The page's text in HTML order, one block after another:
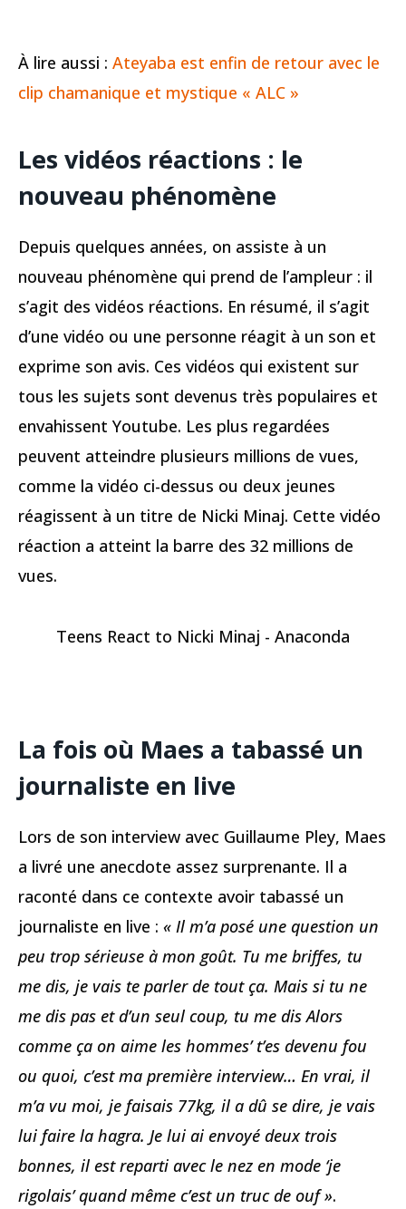
À lire aussi : Ateyaba est enfin de retour avec le
clip chamanique et mystique « ALC »
Les vidéos réactions : le
nouveau phénomène
Depuis quelques années, on assiste à un
nouveau phénomène qui prend de l’ampleur : il
s’agit des vidéos réactions. En résumé, il s’agit
d’une vidéo ou une personne réagit à un son et
exprime son avis. Ces vidéos qui existent sur
tous les sujets sont devenus très populaires et
envahissent Youtube. Les plus regardées
peuvent atteindre plusieurs millions de vues,
comme la vidéo ci-dessus ou deux jeunes
réagissent à un titre de Nicki Minaj. Cette vidéo
réaction a atteint la barre des 32 millions de
vues.
Teens React to Nicki Minaj - Anaconda
La fois où Maes a tabassé un
journaliste en live
Lors de son interview avec Guillaume Pley, Maes
a livré une anecdote assez surprenante. Il a
raconté dans ce contexte avoir tabassé un
journaliste en live : « Il m’a posé une question un
peu trop sérieuse à mon goût. Tu me briffes, tu
me dis, je vais te parler de tout ça. Mais si tu ne
me dis pas et d’un seul coup, tu me dis Alors
comme ça on aime les hommes’ t’es devenu fou
ou quoi, c’est ma première interview… En vrai, il
m’a vu moi, je faisais 77kg, il a dû se dire, je vais
lui faire la hagra. Je lui ai envoyé deux trois
bonnes, il est reparti avec le nez en mode ‘je
rigolais’ quand même c’est un truc de ouf ».